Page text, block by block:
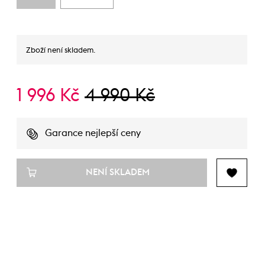
Zboží není skladem.
1 996 Kč 4 990 Kč
Garance nejlepší ceny
NENÍ SKLADEM